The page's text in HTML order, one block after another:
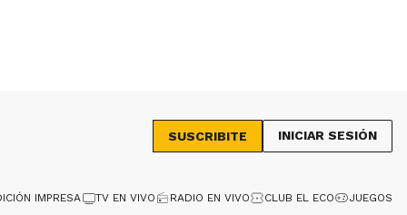
SUSCRIBITE INICIAR SESIÓN
IMPRESA TV EN VIVO RADIO EN VIVO CLUB EL ECO JUEGOS